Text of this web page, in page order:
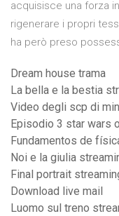
acquisisce una forza
rigenerare i propri
ha però preso
Dream house trama
La bella e la bestia
Video degli scp di
Episodio 3 star wars
Fundamentos de
Noi e la giulia
Final portrait
Download live mail
Luomo sul treno